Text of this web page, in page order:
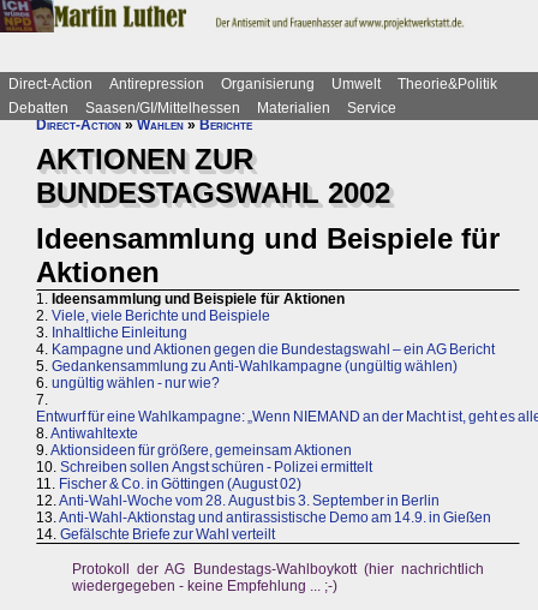
Direct-Action Antirepression Organisierung Umwelt
Theorie&Politik
Debatten
Saasen/GI/Mittelhessen Materialien
Service
Direct-Action»Wahlen»Berichte
AKTIONEN ZUR
BUNDESTAGSWAHL 2002
Ideensammlung und Beispiele für
Aktionen
1. Ideensammlung und Beispiele für Aktionen
2. Viele, viele Berichte und Beispiele
3. Inhaltliche Einleitung
4. Kampagne und Aktionen gegen die Bundestagswahl – ein AG Bericht
5. Gedankensammlung zu Anti-Wahlkampagne (ungültig wählen)
6. ungültig wählen - nur wie?
7.
Entwurf für eine Wahlkampagne: „Wenn NIEMAND an der Macht ist, geht es
8.Antiwahltexte
9.Aktionsideen für größere, gemeinsam Aktionen
10. Schreiben sollen Angst schüren - Polizei ermittelt
11. Fischer & Co. in Göttingen (August 02)
12.Anti-Wahl-Woche vom 28. August bis 3. September in Berlin
13.Anti-Wahl-Aktionstag und antirassistische Demo am 14.9. in Gießen
14. Gefälschte Briefe zur Wahl verteilt
Protokoll der AG Bundestags-Wahlboykott (hier nachrichtlich
wiedergegeben - keine Empfehlung ... ;-)